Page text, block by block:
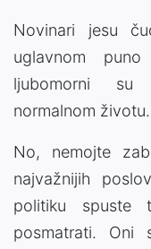
Novinari jesu
uglavnom
ljubomorni su
normalnom životu.
No, nemojte
najvažnijih
politiku spuste
posmatrati.